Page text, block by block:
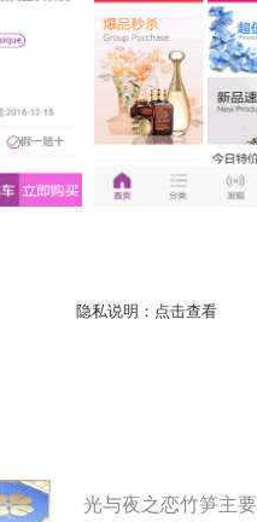
隐私说明： 点击查看
光与夜之恋竹笋主